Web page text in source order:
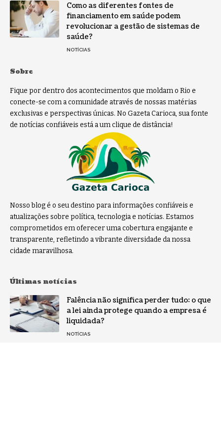
Como as diferentes fontes de
financiamento em saúde podem
revolucionar a gestão de sistemas de
saúde?
NOTÍCIAS
Sobre
Fique por dentro dos acontecimentos que moldam o Rio e
conecte-se com a comunidade através de nossas matérias
exclusivas e perspectivas únicas. No Gazeta Carioca, sua fonte
de notícias confiáveis está a um clique de distância!
Nosso blog é o seu destino para informações confiáveis e
atualizações sobre política, tecnologia e notícias. Estamos
comprometidos em oferecer uma cobertura engajante e
transparente, refletindo a vibrante diversidade da nossa
cidade maravilhosa.
Últimas notícias
Falência não significa perder tudo: o que
a lei ainda protege quando a empresa é
liquidada?
NOTÍCIAS